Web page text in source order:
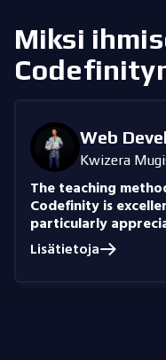
Miksi
Web
Kwizera
The teaching
Codefinity is
particularly
prepared me to
coding problems.
knowledge I have
Lisätietoja